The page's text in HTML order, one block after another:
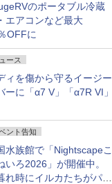
のポータブル冷蔵
エアコンなど最大
OFFに
ース
ィを傷から守るイージー
ーに「α7 V」「α7R VI」
ント告知
水族館で「Nightscapeこ
いろ2026」が開催中。
れ時にイルカたちがパフ